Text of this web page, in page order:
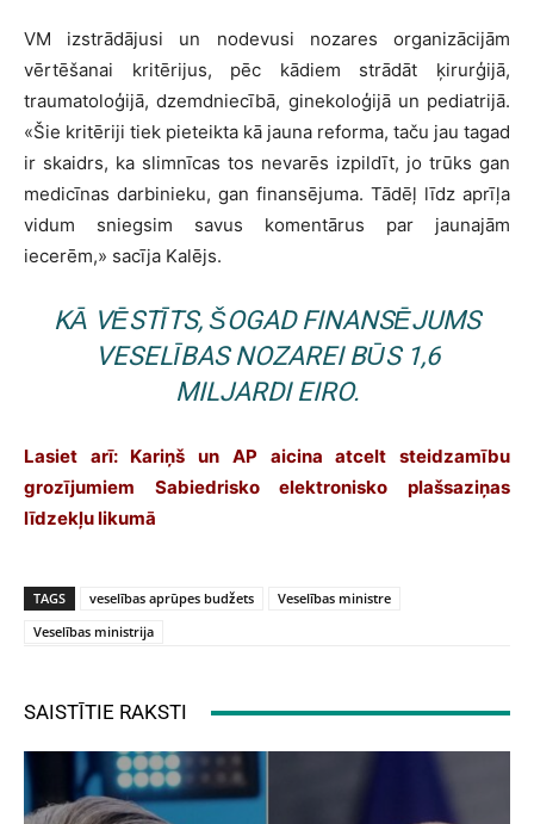
VM izstrādājusi un nodevusi nozares organizācijām
vērtēšanai kritērijus, pēc kādiem strādāt ķirurģijā,
traumatoloģijā, dzemdniecībā, ginekoloģijā un pediatrijā.
«Šie kritēriji tiek pieteikta kā jauna reforma, taču jau tagad
ir skaidrs, ka slimnīcas tos nevarēs izpildīt, jo trūks gan
medicīnas darbinieku, gan finansējuma. Tādēļ līdz aprīļa
vidum sniegsim savus komentārus par jaunajām
iecerēm,» sacīja Kalējs.
KĀ VĒSTĪTS, ŠOGAD FINANSĒJUMS
VESELĪBAS NOZAREI BŪS 1,6
MILJARDI EIRO.
Lasiet arī: Kariņš un AP aicina atcelt steidzamību
grozījumiem Sabiedrisko elektronisko plašsaziņas
līdzekļu likumā
TAGS veselības aprūpes budžets
Veselības ministre
Veselības ministrija
SAISTĪTIE RAKSTI